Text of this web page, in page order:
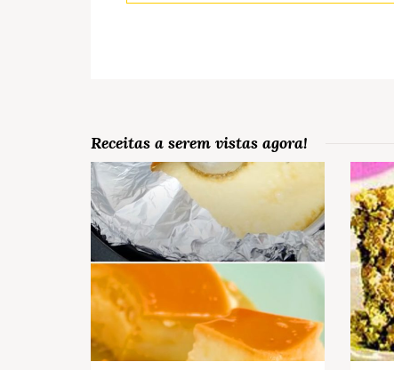
Receitas a serem vistas agora!